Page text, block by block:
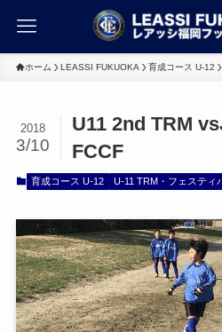
ホーム LEASSI FUKUOKA 育成コース U-12
U11 2nd TRM
FCCF
2018
3/10
育成コース U-12 U-11 TRM・フェスティ